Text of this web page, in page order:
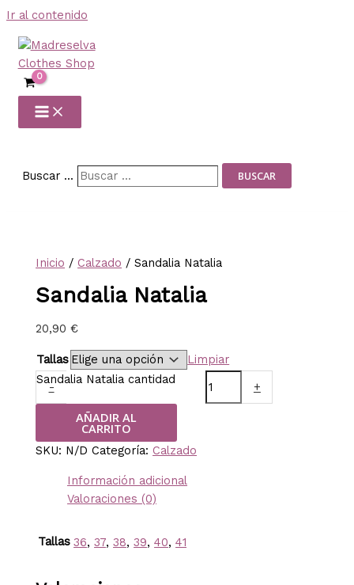
Ir al contenido
Buscar ... BUSCAR
Inicio / Calzado / Sandalia Natalia
Sandalia Natalia
20,90€
Tallas
Limpiar
-
Sandalia Natalia cantidad
+
AÑADIR AL
CARRITO
SKU: N/D Categoría: Calzado
Información adicional
Valoraciones (0)
Tallas 36,37,38,39,40,41